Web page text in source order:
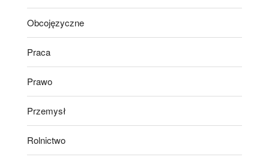
Obcojęzyczne
Praca
Prawo
Przemysł
Rolnictwo